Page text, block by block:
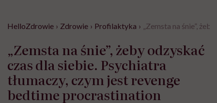
HelloZdrowie › Zdrowie › Profilaktyka › „Zemsta na śnie”,
„Zemsta na śnie”, żeby odzyskać
czas dla siebie. Psychiatra
tłumaczy, czym jest revenge
bedtime procrastination